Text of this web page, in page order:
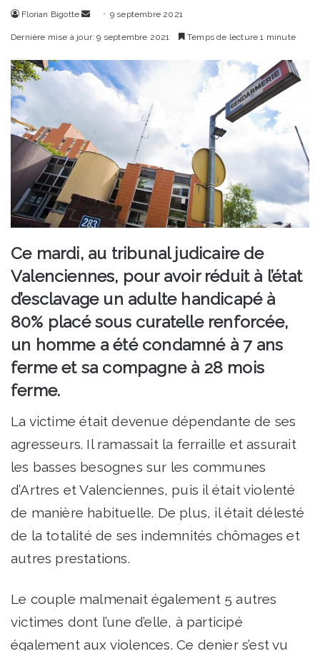
Florian Bigotte
Envoyer9 septembre 2021
Dernière mise à jour: 9 septembre 2021 Temps de lecture 1 minute
Ce mardi, au tribunal judicaire de
Valenciennes, pour avoir réduit à l’état
d’esclavage un adulte handicapé à
80% placé sous curatelle renforcée,
un homme a été condamné à 7 ans
ferme et sa compagne à 28 mois
ferme.
La victime était devenue dépendante de ses
agresseurs. Il ramassait la ferraille et assurait
les basses besognes sur les communes
d’Artres et Valenciennes, puis il était violenté
de manière habituelle. De plus, il était délesté
de la totalité de ses indemnités chômages et
autres prestations.
Le couple malmenait également 5 autres
victimes dont l’une d’elle, à participé
également aux violences. Ce denier s’est vu